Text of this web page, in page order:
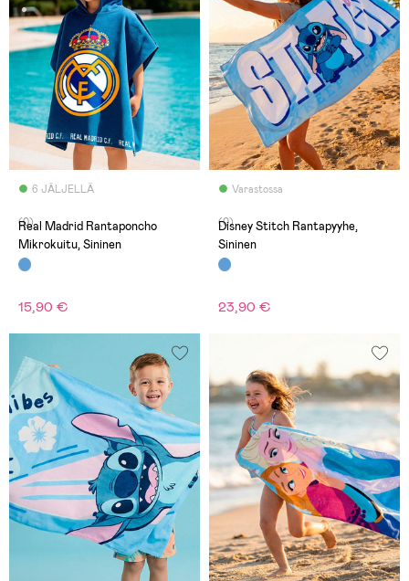
6 JÄLJELLÄ
(0)
Real Madrid Rantaponcho
Mikrokuitu, Sininen
15,90 €
Varastossa
(0)
Disney Stitch Rantapyyhe,
Sininen
23,90 €